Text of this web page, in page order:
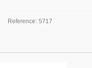
Reference: 5717